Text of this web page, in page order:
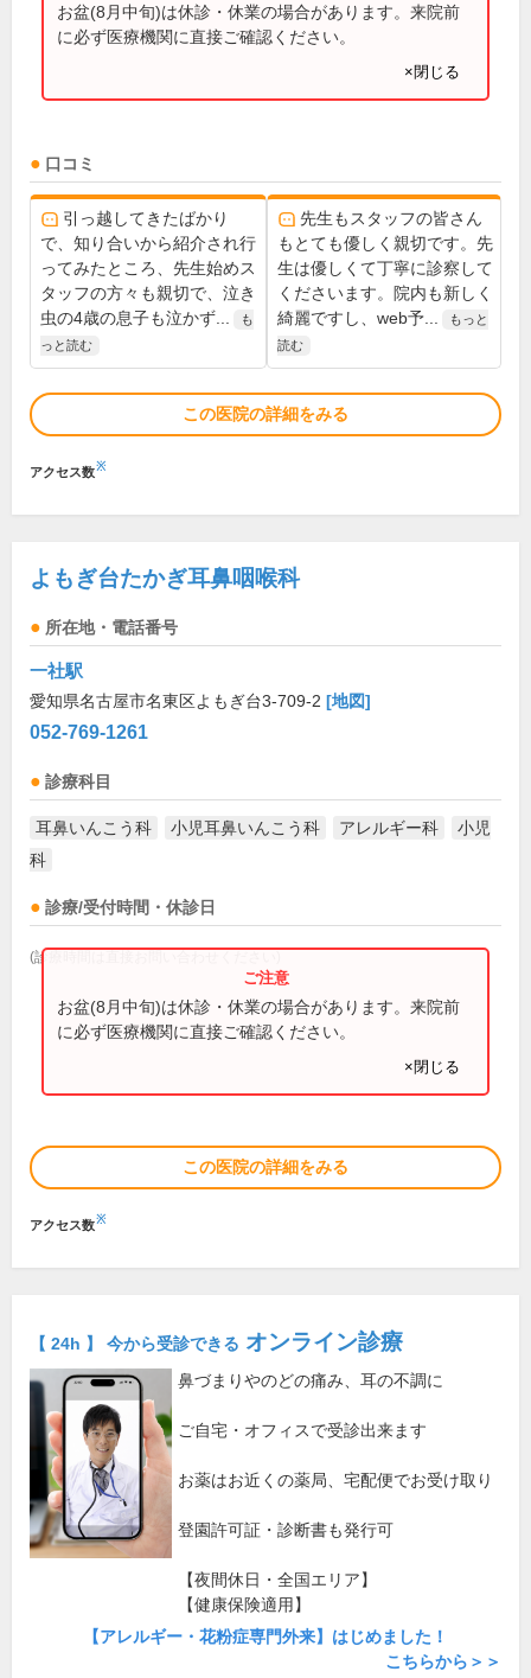
お盆(8月中旬)は休診・休業の場合があります。来院前
に必ず医療機関に直接ご確認ください。
×閉じる
口コミ
引っ越してきたばかり
で、知り合いから紹介され行
ってみたところ、先生始めス
タッフの方々も親切で、泣き
虫の4歳の息子も泣かず...
も
っと読む
先生もスタッフの皆さん
もとても優しく親切です。先
生は優しくて丁寧に診察して
くださいます。院内も新しく
綺麗ですし、web予...
もっと
読む
この医院の詳細をみる
アクセス数※
よもぎ台たかぎ耳鼻咽喉科
所在地・電話番号
一社駅
愛知県名古屋市名東区よもぎ台3-709-2 [地図]
052-769-1261
診療科目
耳鼻いんこう科 小児耳鼻いんこう科 アレルギー科
小児
科
診療/受付時間・休診日
(診療時間は直接お問い合わせください)
お盆(8月中旬)は休診・休業の場合があります。来院前
に必ず医療機関に直接ご確認ください。
×閉じる
この医院の詳細をみる
アクセス数※
【 24h 】 今から受診できる オンライン診療
鼻づまりやのどの痛み、耳の不調に
ご自宅・オフィスで受診出来ます
お薬はお近くの薬局、宅配便でお受け取り
登園許可証・診断書も発行可
【夜間休日・全国エリア】
【健康保険適用】
【アレルギー・花粉症専門外来】はじめました！
こちらから＞＞